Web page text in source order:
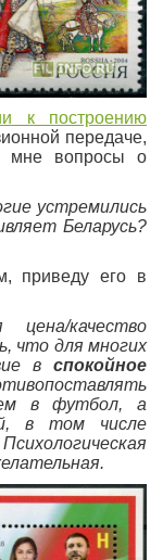
к построению
передаче,
мне вопросы о
устремились
Беларусь?
приведу его в
качество
что для многих
в спокойное
в футбол, а
в том числе